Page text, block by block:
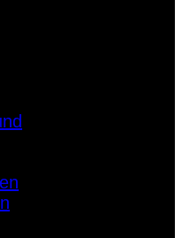
im Warenkorb.